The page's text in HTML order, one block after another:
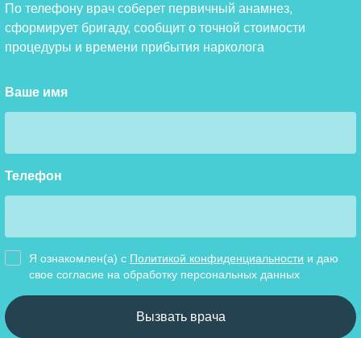
По телефону врач соберет первичный анамнез,
сформирует бригаду, сообщит о точной стоимости
процедуры и времени прибытия нарколога
Ваше имя
Телефон
Я ознакомлен(а) с Политикой конфиденциальности и даю
свое cогласие на обработку персональных данных
Вызвать врача